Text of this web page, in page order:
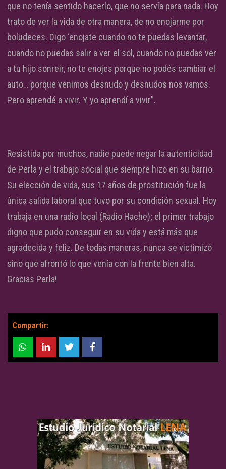
que no tenía sentido hacerlo, que no servía para nada. Hoy
trato de ver la vida de otra manera, de no enojarme por
boludeces. Digo ‘enojate cuando no te puedas levantar,
cuando no puedas salir a ver el sol, cuando no puedas ver
a tu hijo sonreir, no te enojes porque no podés cambiar el
auto… porque venimos desnudo y desnudos nos vamos.
Pero aprendé a vivir. Y yo aprendí a vivir”.
Resistida por muchos, nadie puede negar la autenticidad
de Perla y el trabajo social que siempre hizo en su barrio.
Su elección de vida, sus 17 años de prostitución fue la
única salida laboral que tuvo por su condición sexual. Hoy
trabaja en una radio local (Radio Hache); el primer trabajo
digno que pudo conseguir en su vida y está más que
agradecida y feliz. De todas maneras, nunca se victimizó
sino que afrontó lo que venía con la frente bien alta.
Gracias Perla!
Compartir: